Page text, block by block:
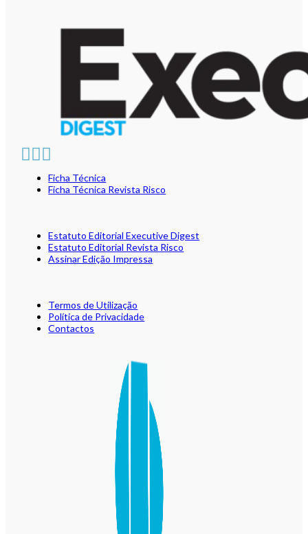
Ficha Técnica
Ficha Técnica Revista Risco
Estatuto Editorial Executive Digest
Estatuto Editorial Revista Risco
Assinar Edição Impressa
Termos de Utilização
Política de Privacidade
Contactos